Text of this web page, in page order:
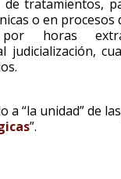
tratamientos,
o en procesos
horas
judicialización,
a “la unidad” de
”.